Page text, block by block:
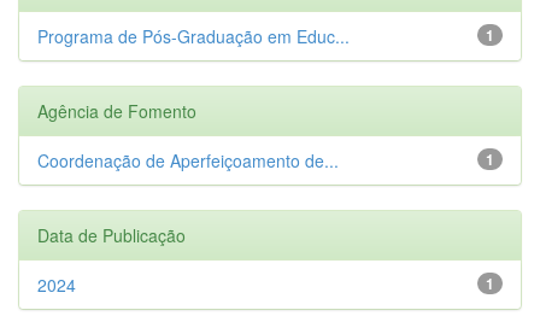
1
Programa de Pós-Graduação em Educ...
Agência de Fomento
1
Coordenação de Aperfeiçoamento de...
Data de Publicação
1
2024